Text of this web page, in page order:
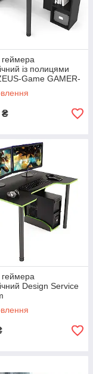
геймера
із полицями
Game GAMER-
₴
геймера
Design Service